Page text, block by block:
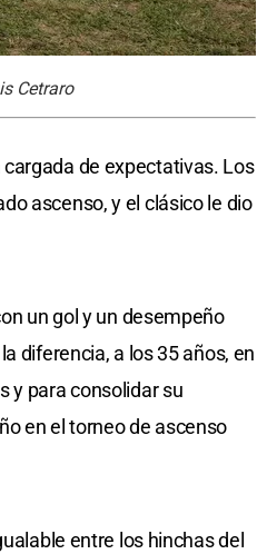
Cetraro
de expectativas. Los
ascenso, y el clásico le dio
un gol y un desempeño
diferencia, a los 35 años, en
y para consolidar su
en el torneo de ascenso
entre los hinchas del